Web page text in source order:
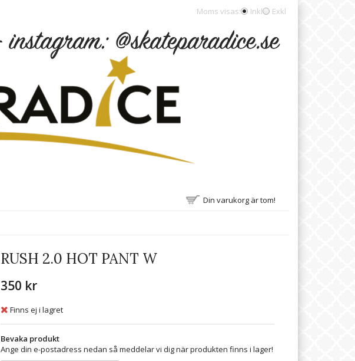
Moms visas: Inkl Exkl
Din varukorg är tom!
RUSH 2.0 HOT PANT W
350 kr
Finns ej i lagret
Bevaka produkt
Ange din e-postadress nedan så meddelar vi dig när produkten finns i lager!